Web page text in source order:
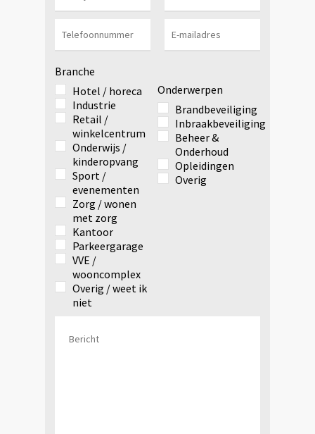
Branche
Hotel / horeca
Industrie
Retail /
winkelcentrum
Onderwijs /
kinderopvang
Sport /
evenementen
Zorg / wonen
met zorg
Kantoor
Parkeergarage
VVE /
wooncomplex
Overig / weet ik
niet
Onderwerpen
Brandbeveiliging
Inbraakbeveiliging
Beheer &
Onderhoud
Opleidingen
Overig